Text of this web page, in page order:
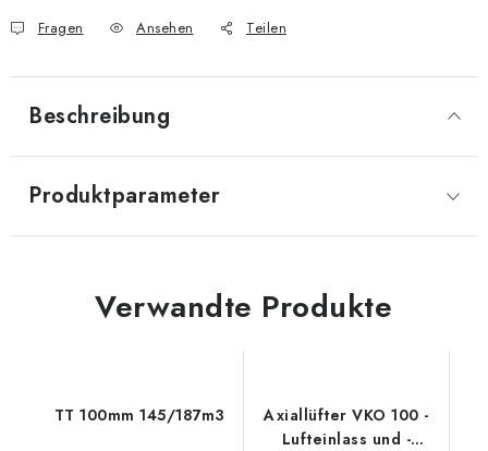
Fragen Ansehen Teilen
Beschreibung
Produktparameter
Verwandte Produkte
TT 100mm 145/187m3
Axiallüfter VKO 100 -
Lufteinlass und -